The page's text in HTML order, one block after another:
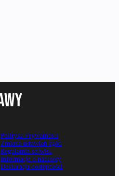
Polityka Prywatności
Zmiana ustawień zgód
Regulamin serwisu
Informacje o nadawcy
Deklaracja dostępności